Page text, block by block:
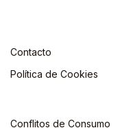
Contacto
Política de Cookies
Conflitos de Consumo